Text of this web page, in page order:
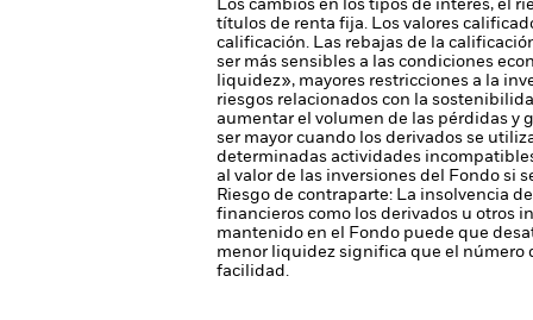
Los cambios en los tipos de interés, el
títulos de renta fija. Los valores
calificación. Las rebajas de la
ser más sensibles a las condiciones
liquidez», mayores restricciones a la
riesgos relacionados con la
aumentar el volumen de las pérdidas y
ser mayor cuando los derivados se
determinadas actividades
al valor de las inversiones del Fondo si
Riesgo de contraparte: La insolvencia
financieros como los derivados u otros
mantenido en el Fondo puede que
menor liquidez significa que el número
facilidad.